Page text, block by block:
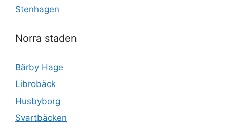
Stenhagen
Norra staden
Bärby Hage
Librobäck
Husbyborg
Svartbäcken